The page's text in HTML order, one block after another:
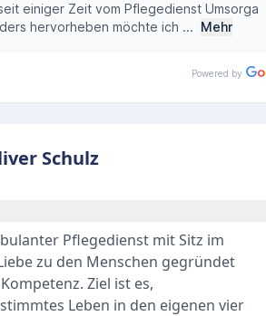
einiger Zeit vom Pflegedienst Umsorga
hervorheben möchte ich ... Mehr
Powered by
Schulz
Pflegedienst mit Sitz im
zu den Menschen gegründet
Ziel ist es,
Leben in den eigenen vier